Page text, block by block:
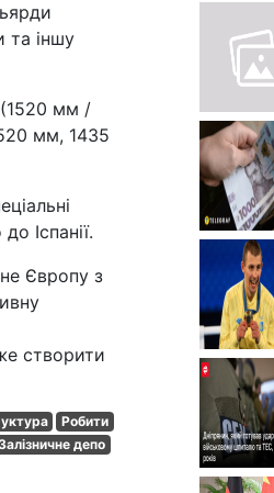
та іншу
(1520 мм /
мм, 1435
Іспанії.
Європу з
створити
Робити
депо